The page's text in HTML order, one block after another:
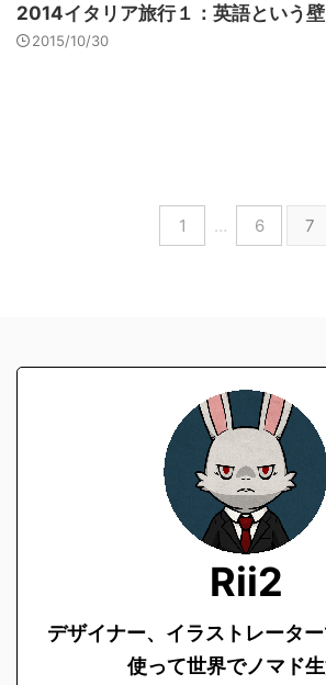
2014イタリア旅行１：英語という壁
2015/10/30
1 … 6 7
Rii2
デザイナー、イラストレーター
使って世界でノマド生